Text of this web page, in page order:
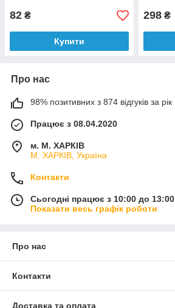
82 ₴
Купити
298 ₴
Про нас
98% позитивних з 874 відгуків за рік
Працює з 08.04.2020
м. М. ХАРКІВ
М. ХАРКІВ, Україна
Контакти
Сьогодні працює з 10:00 до 13:00
Показати весь графік роботи
Про нас
Контакти
Доставка та оплата